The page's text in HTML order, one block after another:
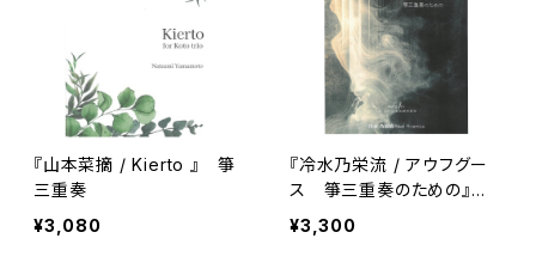
『山本菜摘 / Kierto 』 箏
三重奏
¥3,080
『冷水乃栄流 / アウフグー
ス 箏三重奏のための』五
線譜＋縦譜版
¥3,300